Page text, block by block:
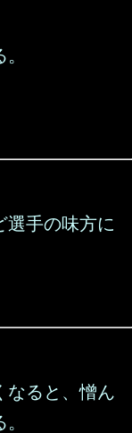
選手の味方に
なると、憎ん